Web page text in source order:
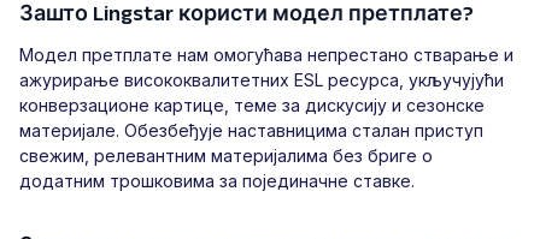
Зашто Lingstar користи модел претплате?
Модел претплате нам омогућава непрестано стварање и
ажурирање висококвалитетних ESL ресурса, укључујући
конверзационе картице, теме за дискусију и сезонске
материјале. Обезбеђује наставницима сталан приступ
свежим, релевантним материјалима без бриге о
додатним трошковима за појединачне ставке.